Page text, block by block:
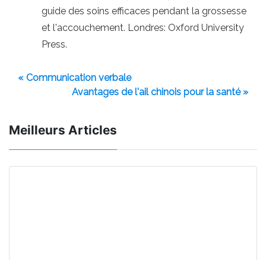
guide des soins efficaces pendant la grossesse
et l'accouchement. Londres: Oxford University
Press.
« Communication verbale
Avantages de l'ail chinois pour la santé »
Meilleurs Articles